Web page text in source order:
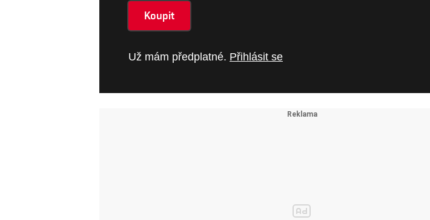
Koupit
Už mám předplatné. Přihlásit se